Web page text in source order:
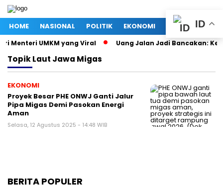
HOME NASIONAL POLITIK EKONOMI MEGAPOLITAN
Menteri UMKM yang Viral Uang Jalan Jadi Bancakan:
TopikLaut Jawa Migas
EKONOMI
Proyek Besar PHE ONWJ Ganti Jalur
Pipa Migas Demi Pasokan Energi
Aman
Selasa, 12 Agustus 2025 - 14:48 WIB
BERITA POPULER
ID